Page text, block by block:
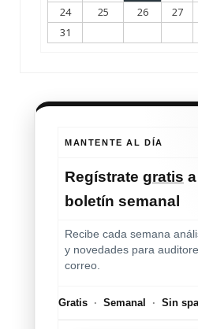
24
25 26 27
31
MANTENTE AL DÍA
Regístrate gratis
boletín semanal
Recibe cada semana
y novedades para
correo.
Gratis · Semanal · Sin